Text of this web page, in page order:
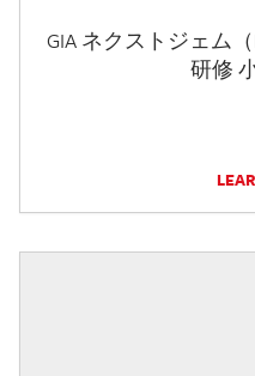
GIA ネクストジェム
研修